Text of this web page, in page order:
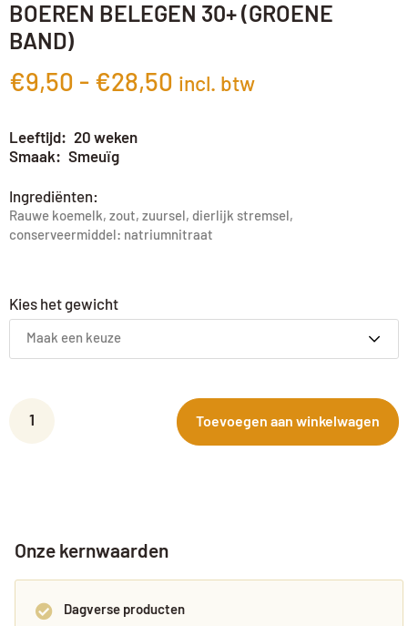
BOEREN BELEGEN 30+ (GROENE
BAND)
€9,50 - €28,50 incl. btw
Leeftijd
20 weken
Smaak
Smeuïg
Ingrediënten:
Rauwe koemelk, zout, zuursel, dierlijk stremsel,
conserveermiddel: natriumnitraat
Kies het gewicht
Maak een keuze
Toevoegen aan winkelwagen
Onze kernwaarden
Dagverse producten